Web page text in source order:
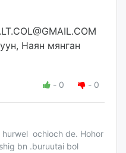
Наян мянган
- 0 - 0
ochioch de. Hohor
bn .buruutai bol